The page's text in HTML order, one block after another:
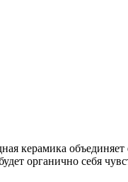
керамика
органично себя